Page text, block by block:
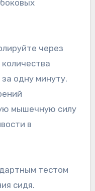
через
одну минуту.
мышечную силу
в
тестом
сидя.